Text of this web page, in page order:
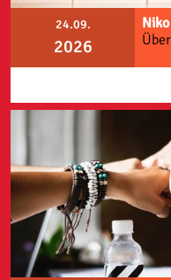
24.09.
2026